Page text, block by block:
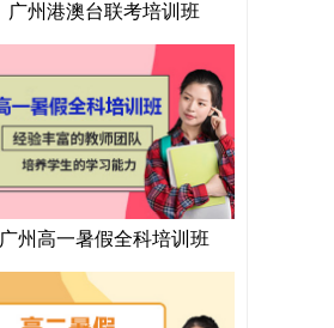
广州港澳台联考培训班
广州高一暑假全科培训班